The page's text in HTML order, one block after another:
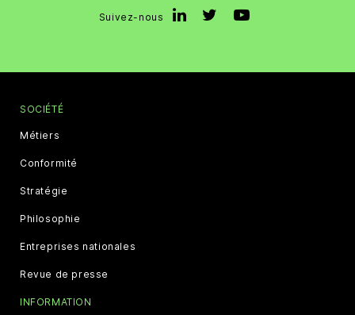
Suivez-nous
SOCIÉTÉ
Métiers
Conformité
Stratégie
Philosophie
Entreprises nationales
Revue de presse
INFORMATION